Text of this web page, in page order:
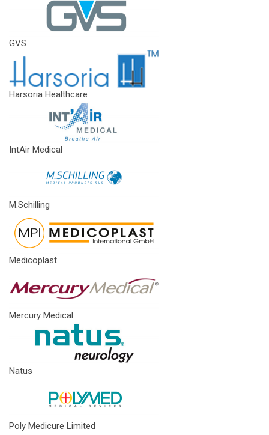
GVS
Harsoria Healthcare
IntAir Medical
M.Schilling
Medicoplast
Mercury Medical
Natus
Poly Medicure Limited